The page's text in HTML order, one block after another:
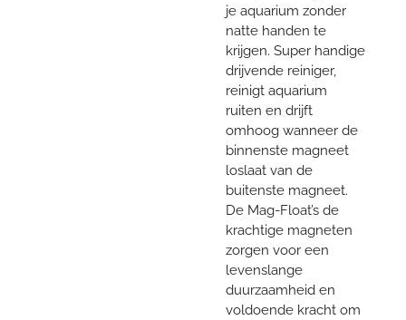
je aquarium zonder
natte handen te
krijgen. Super handige
drijvende reiniger,
reinigt aquarium
ruiten en drijft
omhoog wanneer de
binnenste magneet
loslaat van de
buitenste magneet.
De Mag-Float’s de
krachtige magneten
zorgen voor een
levenslange
duurzaamheid en
voldoende kracht om